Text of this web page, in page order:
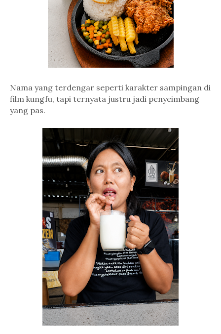
Nama yang terdengar seperti karakter sampingan di
film kungfu, tapi ternyata justru jadi penyeimbang
yang pas.